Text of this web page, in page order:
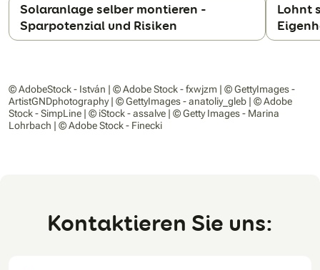
Solaranlage selber montieren -
Sparpotenzial und Risiken
Lohnt
© AdobeStock - István | © Adobe Stock - fxwjzm | © GettyImages -
ArtistGNDphotography | © GettyImages - anatoliy_gleb | © Adobe
Stock - SimpLine | © iStock - assalve | © Getty Images - Marina
Lohrbach | © Adobe Stock - Finecki
Kontaktieren Sie uns: